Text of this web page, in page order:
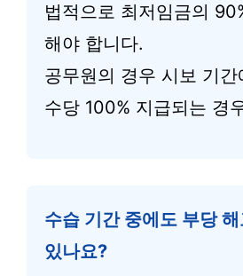
법적으로 최저임금의
해야 합니다.
공무원의 경우 시보 기간
수당 100% 지급되는 경
수습 기간 중에도 부당
있나요?